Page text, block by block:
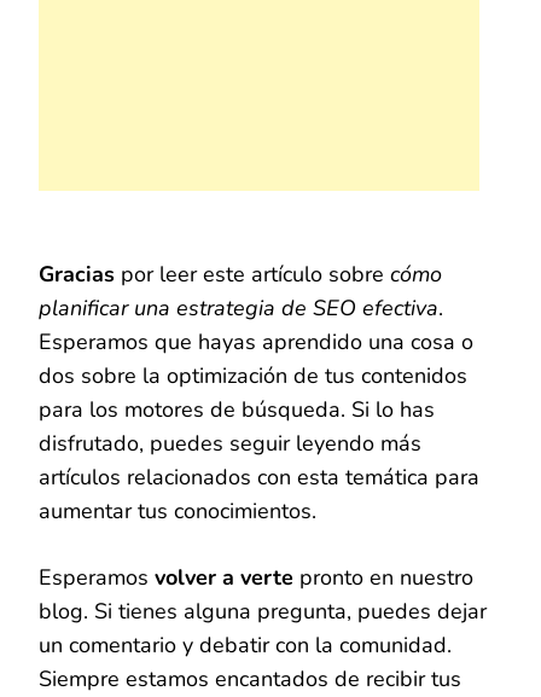
Gracias por leer este artículo sobre cómo
planificar una estrategia de SEO efectiva.
Esperamos que hayas aprendido una cosa o
dos sobre la optimización de tus contenidos
para los motores de búsqueda. Si lo has
disfrutado, puedes seguir leyendo más
artículos relacionados con esta temática para
aumentar tus conocimientos.
Esperamos volver a verte pronto en nuestro
blog. Si tienes alguna pregunta, puedes dejar
un comentario y debatir con la comunidad.
Siempre estamos encantados de recibir tus